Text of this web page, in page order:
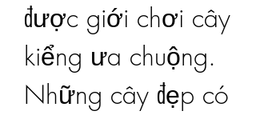
được giới chơi cây
kiểng ưa chuộng.
Những cây đẹp có